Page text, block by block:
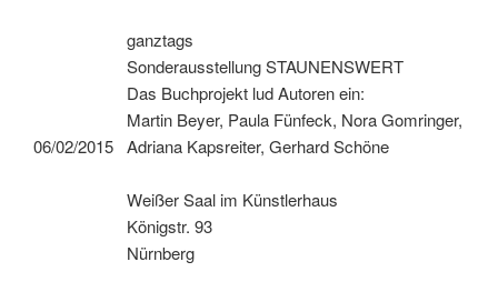
06/02/2015
ganztags
Sonderausstellung STAUNENSWERT
Das Buchprojekt lud Autoren ein:
Martin Beyer, Paula Fünfeck, Nora Gomringer,
Adriana Kapsreiter, Gerhard Schöne
Weißer Saal im Künstlerhaus
Königstr. 93
Nürnberg